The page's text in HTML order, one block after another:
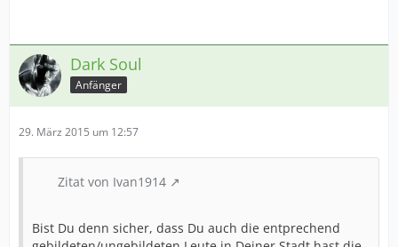
Dark Soul
Anfänger
29. März 2015 um 12:57
Zitat von Ivan1914
Bist Du denn sicher, dass Du auch die entprechend